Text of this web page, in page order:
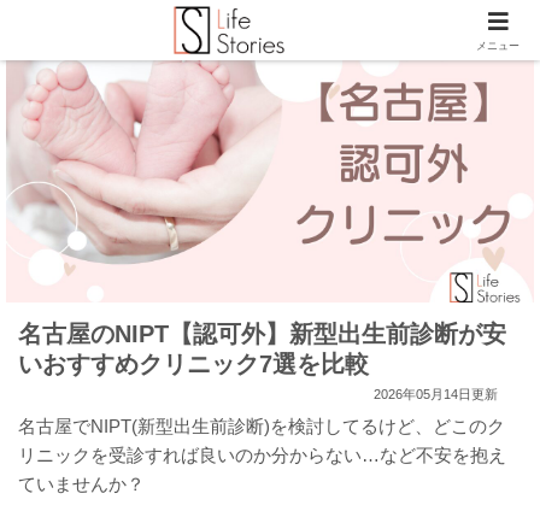
名古屋のNIPT【認可外】新型出生前診断が安
いおすすめクリニック7選を比較
2026年05月14日更新
名古屋でNIPT(新型出生前診断)を検討してるけど、どこのク
リニックを受診すれば良いのか分からない…など不安を抱え
ていませんか？
メニュー